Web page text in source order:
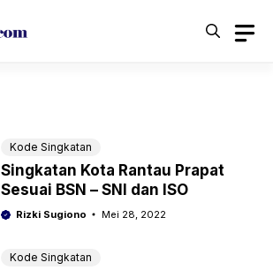
Kode Singkatan
Singkatan Kota Rantau Prapat
Sesuai BSN – SNI dan ISO
Rizki Sugiono Mei 28, 2022
Kode Singkatan